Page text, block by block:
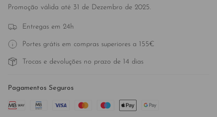
Promoção válida até 31 de Dezembro de 2025.
Entregas em 24h
Portes grátis em compras superiores a 155€
Trocas e devoluções no prazo de 14 dias
Pagamentos Seguros